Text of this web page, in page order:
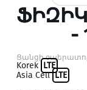
-
Ցանցի
Korek LTE
Asia Cell LTE